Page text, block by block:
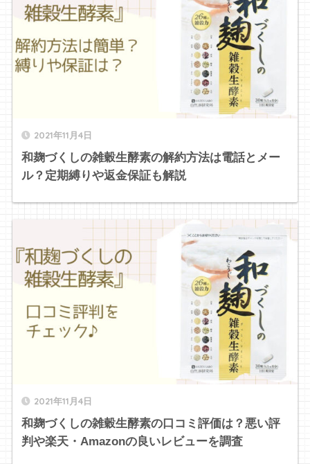
2021年11月4日
和麹づくしの雑穀生酵素の解約方法は電話とメー
ル？定期縛りや返金保証も解説
2021年11月4日
和麹づくしの雑穀生酵素の口コミ評価は？悪い評
判や楽天・Amazonの良いレビューを調査